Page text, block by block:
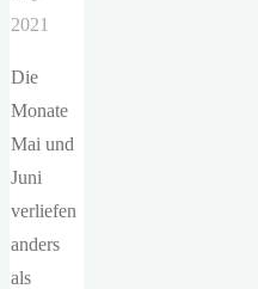
2021
Die
Monate
Mai und
Juni
verliefen
anders
als